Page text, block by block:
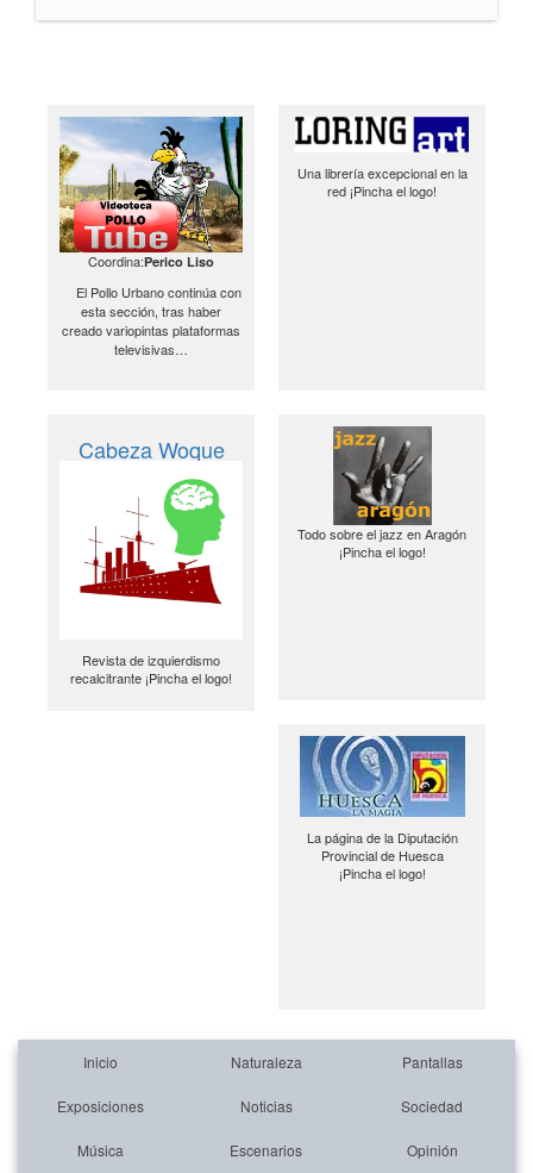
Coordina:Perico Liso
El Pollo Urbano continúa con
esta sección, tras haber
creado variopintas plataformas
televisivas…
Una librería excepcional en la
red ¡Pincha el logo!
Cabeza Woque
Revista de izquierdismo
recalcitrante ¡Pincha el logo!
Todo sobre el jazz en Aragón
¡Pincha el logo!
La página de la Diputación
Provincial de Huesca
¡Pincha el logo!
Inicio Naturaleza Pantallas
Exposiciones Noticias Sociedad
Música Escenarios Opinión